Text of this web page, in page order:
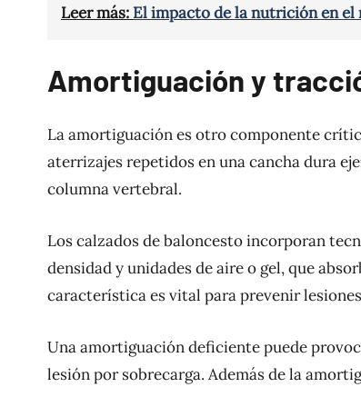
Leer más: El impacto de la nutrición en
Amortiguación y
La amortiguación es otro componente
aterrizajes repetidos en una cancha dura
columna vertebral.
Los calzados de baloncesto incorporan
densidad y unidades de aire o gel, que
característica es vital para prevenir
Una amortiguación deficiente puede
lesión por sobrecarga. Además de la